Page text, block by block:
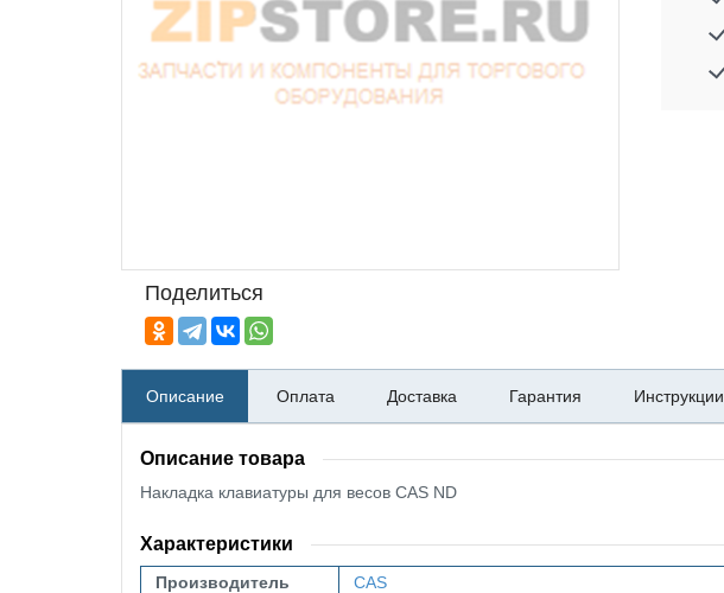
Поделиться
Описание Оплата Доставка Гарантия Инструкции
Описание товара
Накладка клавиатуры для весов CAS ND
Характеристики
Производитель
CAS